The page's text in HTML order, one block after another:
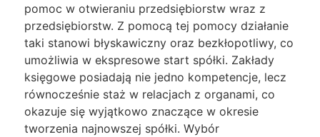
pomoc w otwieraniu przedsiębiorstw wraz z
przedsiębiorstw. Z pomocą tej pomocy działanie
taki stanowi błyskawiczny oraz bezkłopotliwy, co
umożliwia w ekspresowe start spółki. Zakłady
księgowe posiadają nie jedno kompetencje, lecz
równocześnie staż w relacjach z organami, co
okazuje się wyjątkowo znaczące w okresie
tworzenia najnowszej spółki. Wybór